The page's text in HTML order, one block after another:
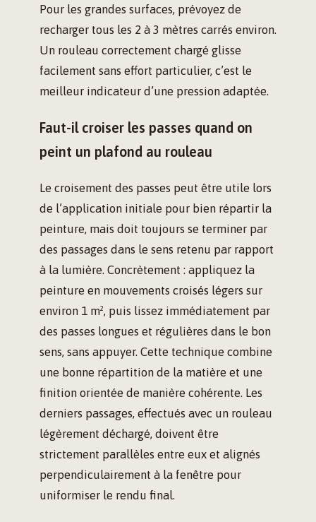
Pour les grandes surfaces, prévoyez de
recharger tous les 2 à 3 mètres carrés environ.
Un rouleau correctement chargé glisse
facilement sans effort particulier, c’est le
meilleur indicateur d’une pression adaptée.
Faut-il croiser les passes quand on
peint un plafond au rouleau
Le croisement des passes peut être utile lors
de l’application initiale pour bien répartir la
peinture, mais doit toujours se terminer par
des passages dans le sens retenu par rapport
à la lumière. Concrètement : appliquez la
peinture en mouvements croisés légers sur
environ 1 m², puis lissez immédiatement par
des passes longues et régulières dans le bon
sens, sans appuyer. Cette technique combine
une bonne répartition de la matière et une
finition orientée de manière cohérente. Les
derniers passages, effectués avec un rouleau
légèrement déchargé, doivent être
strictement parallèles entre eux et alignés
perpendiculairement à la fenêtre pour
uniformiser le rendu final.